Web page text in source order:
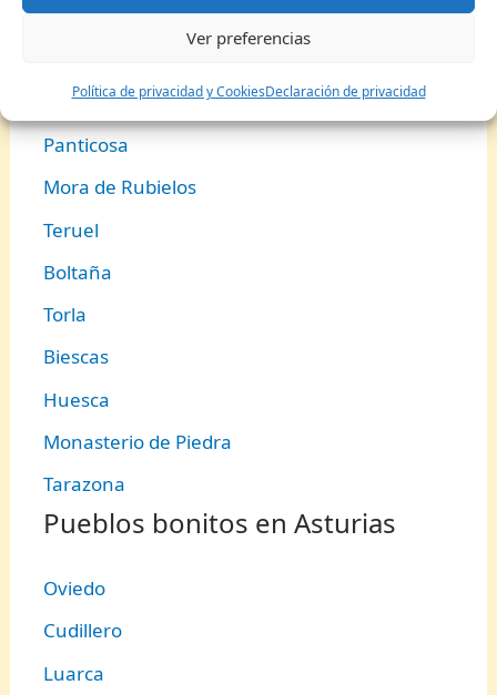
Ver preferencias
Política de privacidad y CookiesDeclaración de privacidad
Albarracín
Alcañiz
Panticosa
Mora de Rubielos
Teruel
Boltaña
Torla
Biescas
Huesca
Monasterio de Piedra
Tarazona
Pueblos bonitos en Asturias
Oviedo
Cudillero
Luarca